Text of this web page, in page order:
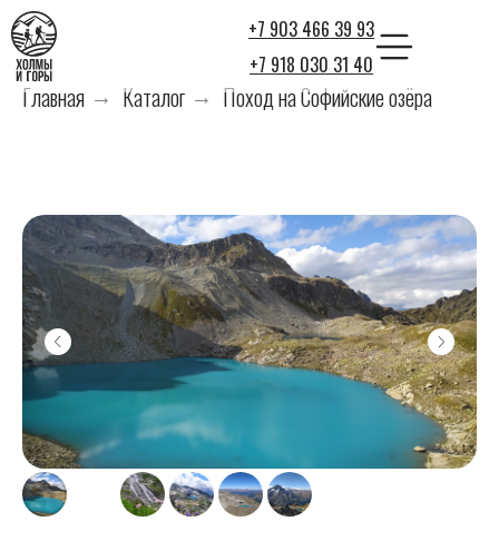
+7 903 466 39 93
+7 918 030 31 40
Главная → Каталог → Поход на Софийские озёра